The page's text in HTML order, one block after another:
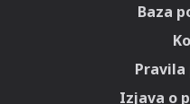
Baza
Izjava o